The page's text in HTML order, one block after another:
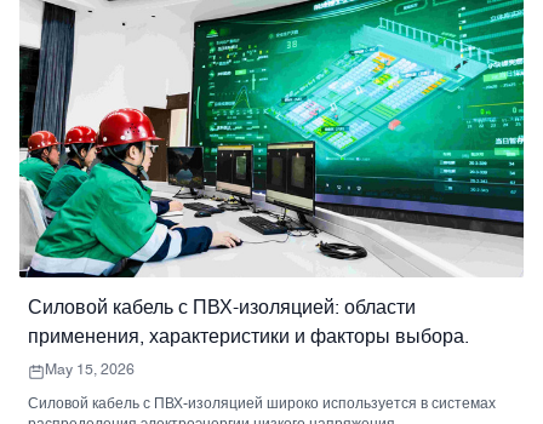
Силовой кабель с ПВХ-изоляцией: области
применения, характеристики и факторы выбора.
May 15, 2026
Силовой кабель с ПВХ-изоляцией широко используется в системах